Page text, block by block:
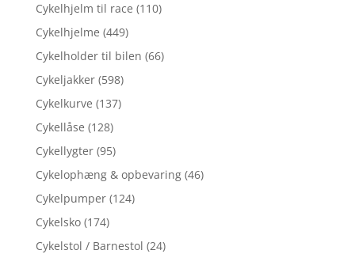
Cykelhjelm til race (110)
Cykelhjelme (449)
Cykelholder til bilen (66)
Cykeljakker (598)
Cykelkurve (137)
Cykellåse (128)
Cykellygter (95)
Cykelophæng & opbevaring (46)
Cykelpumper (124)
Cykelsko (174)
Cykelstol / Barnestol (24)